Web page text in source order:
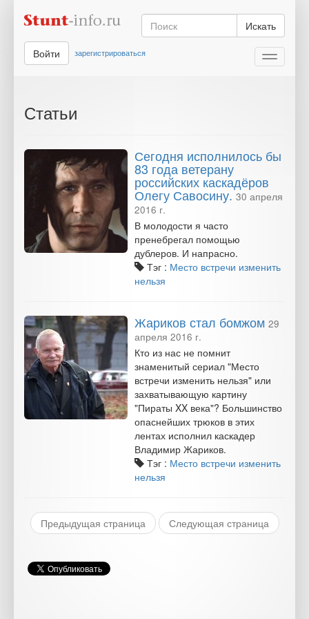
Искать
Toggle
Войти зарегистрироваться
Статьи
Сегодня исполнилось бы
83 года ветерану
российских каскадёров
Олегу Савосину. 30 апреля
2016 г.
В молодости я часто
пренебрегал помощью
дублеров. И напрасно.
Тэг : Место встречи изменить
нельзя
Жариков стал бомжом 29
апреля 2016 г.
Кто из нас не помнит
знаменитый сериал "Место
встречи изменить нельзя" или
захватывающую картину
"Пираты XX века"? Большинство
опаснейших трюков в этих
лентах исполнил каскадер
Владимир Жариков.
Тэг : Место встречи изменить
нельзя
Предыдущая страница Следующая страница